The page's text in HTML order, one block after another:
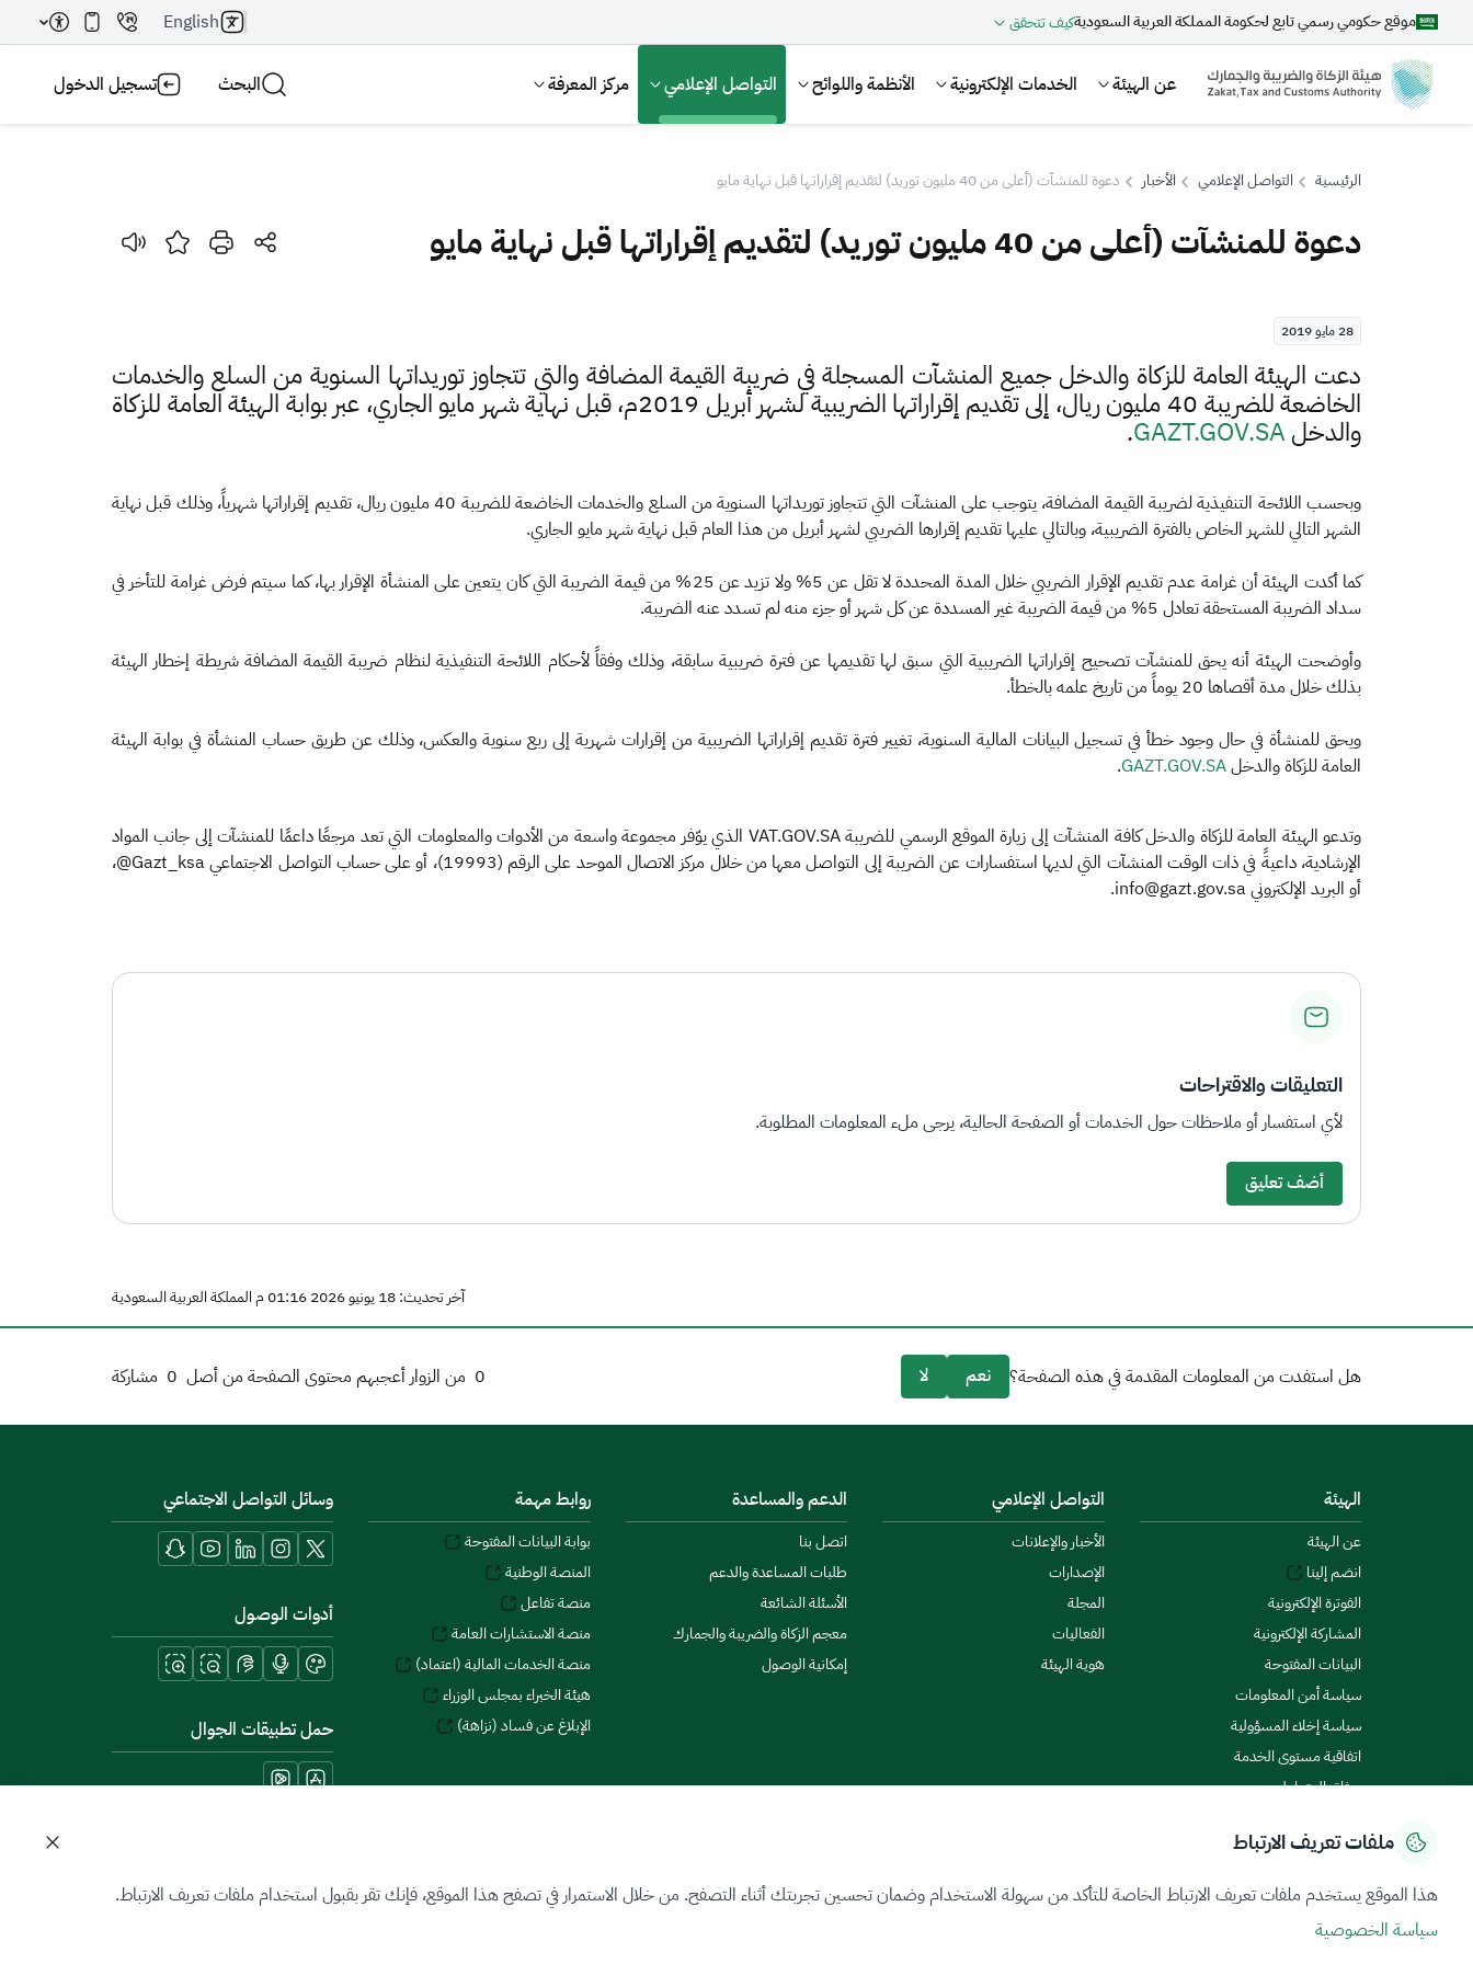
موقع حكومي رسمي تابع لحكومة المملكة العربية السعوديةكيف تتحقق English
عن الهيئة الخدمات الإلكترونية الأنظمة واللوائح التواصل الإعلامي مركز المعرفة البحث تسجيل الدخول
بحث
اقتراحات
الزكاة الجمارك ضريبة القيمة المضافة الإقرار الضريبي التصرفات العقارية
الرئيسية التواصل الإعلامي الأخبار دعوة للمنشآت (أعلى من 40 مليون توريد) لتقديم إقراراتها قبل نهاية مايو
دعوة للمنشآت (أعلى من 40 مليون توريد) لتقديم إقراراتها قبل نهاية مايو
28 مايو 2019
​​​دعت الهيئة العامة للزكاة والدخل جميع المنشآت المسجلة في ضريبة القيمة المضافة والتي تتجاوز توريداتها السنوية من السلع والخدمات
الخاضعة للضريبة 40 مليون ريال ، إلى تقديم إقراراتها الضريبية لشهر أبريل 2019م، قبل نهاية شهر مايو الجاري، عبر بوابة الهيئة العامة للزكاة
والدخل GAZT​.GOV.SA​
.
وبحسب اللائحة التنفيذية لضريبة القيمة المضافة، يتوجب على المنشآت التي تتجاوز توريداتها السنوية من السلع والخدمات الخاضعة للضريبة 40 مليون ريال، تقديم إقراراتها شهرياً، وذلك قبل نهاية
الشهر التالي للشهر الخاص بالفترة الضريبية، وبالتالي عليها تقديم إقرارها الضريبي لشهر أبريل من هذا العام قبل نهاية شهر مايو الجاري.
كما أكدت الهيئة أن غرامة عدم تقديم الإقرار الضريبي خلال المدة المحددة لا تقل عن 5% ولا تزيد عن 25% من قيمة الضريبة التي كان يتعين على المنشأة الإقرار بها، كما سيتم فرض غرامة للتأخر في
سداد الضريبة المستحقة تعادل 5% من قيمة الضريبة غير المسددة عن كل شهر أو جزء منه لم تسدد عنه الضريبة.
وأوضحت الهيئة أنه يحق للمنشآت تصحيح إقراراتها الضريبية التي سبق لها تقديمها عن فترة ضريبية سابقة، وذلك وفقاً لأحكام اللائحة التنفيذية لنظام ضريبة القيمة المضافة شريطة إخطار الهيئة
بذلك خلال مدة أقصاها 20 يوماً من تاريخ علمه بالخطأ.
ويحق للمنشأة في حال وجود خطأ في تسجيل البيانات المالية السنوية، تغيير فترة تقديم إقراراتها الضريبية من إقرارات شهرية إلى ربع سنوية والعكس، وذلك عن طريق حساب المنشأة في بوابة الهيئة
العامة للزكاة والدخلGAZT.GOV.SA
.
وتدعو الهيئة العامة للزكاة والدخل كافة المنشآت إلى زيارة الموقع الرسمي للضريبة VAT.GOV.SA الذي يوّفر مجموعة واسعة من الأدوات والمعلومات التي تعد مرجعًا داعمًا للمنشآت إلى جانب المواد
الإرشادية، داعيةً في ذات الوقت المنشآت التي لديها استفسارات عن الضريبة إلى التواصل معها من خلال مركز الاتصال الموحد على الرقم (19993)، أو على حساب التواصل الاجتماعي Gazt_ksa@،
أو البريد الإلكتروني info@gazt.gov.sa.
التعليقات والاقتراحات
لأي استفسار أو ملاحظات حول الخدمات أو الصفحة الحالية، يرجى ملء المعلومات المطلوبة.
أضف تعليق
آخر تحديث: 18 يونيو 2026 01:16 م المملكة العربية السعودية
0 من الزوار أعجبهم محتوى الصفحة من أصل 0 مشاركة هل استفدت من المعلومات المقدمة في هذه الصفحة؟ نعم لا
الهيئة
عن الهيئة
انضم إلينا
الفوترة الإلكترونية
المشاركة الإلكترونية
البيانات المفتوحة
سياسة أمن المعلومات
سياسة إخلاء المسؤولية
اتفاقية مستوى الخدمة
ميثاق المتعاملين
التواصل الإعلامي
الأخبار والإعلانات
الإصدارات
المجلة
الفعاليات
هوية الهيئة
الدعم والمساعدة
اتصل بنا
طلبات المساعدة والدعم
الأسئلة الشائعة
معجم الزكاة والضريبة والجمارك
إمكانية الوصول
روابط مهمة
بوابة البيانات المفتوحة
المنصة الوطنية
منصة تفاعل
منصة الاستشارات العامة
منصة الخدمات المالية (اعتماد)
هيئة الخبراء بمجلس الوزراء
الإبلاغ عن فساد (نزاهة)
وسائل التواصل الاجتماعي
أدوات الوصول
حمل تطبيقات الجوال
جميع الحقوق محفوظة 2026 © ZATCA.GOV.SA
ملفات تعريف الارتباط
هذا الموقع يستخدم ملفات تعريف الارتباط الخاصة للتأكد من سهولة الاستخدام وضمان تحسين تجربتك أثناء التصفح. من خلال الاستمرار في تصفح هذا الموقع، فإنك تقر بقبول استخدام ملفات تعريف الارتباط.
سياسة الخصوصية